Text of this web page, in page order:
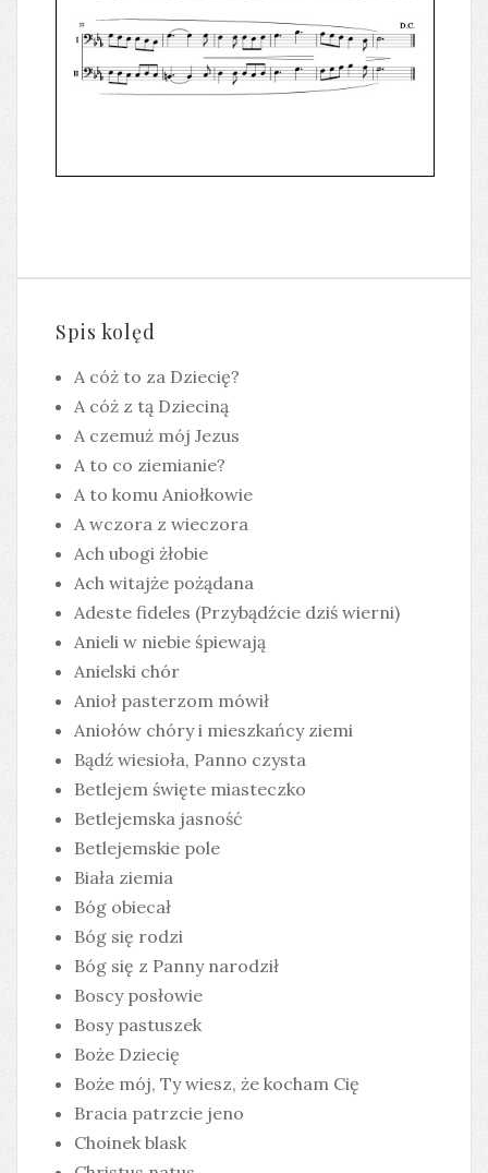
Spis kolęd
A cóż to za Dziecię?
A cóż z tą Dzieciną
A czemuż mój Jezus
A to co ziemianie?
A to komu Aniołkowie
A wczora z wieczora
Ach ubogi żłobie
Ach witajże pożądana
Adeste fideles (Przybądźcie dziś wierni)
Anieli w niebie śpiewają
Anielski chór
Anioł pasterzom mówił
Aniołów chóry i mieszkańcy ziemi
Bądź wiesioła, Panno czysta
Betlejem święte miasteczko
Betlejemska jasność
Betlejemskie pole
Biała ziemia
Bóg obiecał
Bóg się rodzi
Bóg się z Panny narodził
Boscy posłowie
Bosy pastuszek
Boże Dziecię
Boże mój, Ty wiesz, że kocham Cię
Bracia patrzcie jeno
Choinek blask